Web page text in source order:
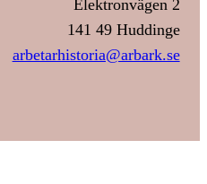
Elektronvägen 2
141 49 Huddinge
arbetarhistoria@arbark.se